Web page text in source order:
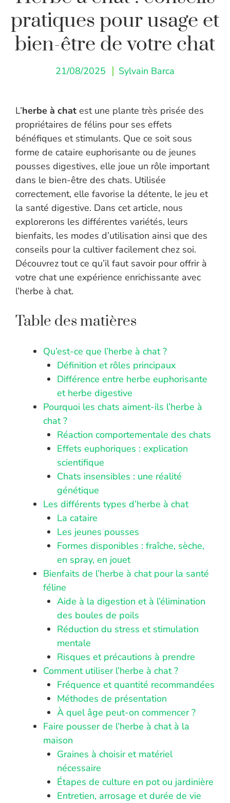
pratiques pour usage et
bien-être de votre chat
21/08/2025 Sylvain Barca
L’herbe à chat est une plante très prisée des
propriétaires de félins pour ses effets
bénéfiques et stimulants. Que ce soit sous
forme de cataire euphorisante ou de jeunes
pousses digestives, elle joue un rôle important
dans le bien-être des chats. Utilisée
correctement, elle favorise la détente, le jeu et
la santé digestive. Dans cet article, nous
explorerons les différentes variétés, leurs
bienfaits, les modes d’utilisation ainsi que des
conseils pour la cultiver facilement chez soi.
Découvrez tout ce qu’il faut savoir pour offrir à
votre chat une expérience enrichissante avec
l’herbe à chat.
Table des matières
Qu’est-ce que l’herbe à chat ?
Définition et rôles principaux
Différence entre herbe euphorisante
et herbe digestive
Pourquoi les chats aiment-ils l’herbe à
chat ?
Réaction comportementale des chats
Effets euphoriques : explication
scientifique
Chats insensibles : une réalité
génétique
Les différents types d’herbe à chat
La cataire
Les jeunes pousses
Formes disponibles : fraîche, sèche,
en spray, en jouet
Bienfaits de l’herbe à chat pour la santé
féline
Aide à la digestion et à l’élimination
des boules de poils
Réduction du stress et stimulation
mentale
Risques et précautions à prendre
Comment utiliser l’herbe à chat ?
Fréquence et quantité recommandées
Méthodes de présentation
À quel âge peut-on commencer ?
Faire pousser de l’herbe à chat à la
maison
Graines à choisir et matériel
nécessaire
Étapes de culture en pot ou jardinière
Entretien, arrosage et durée de vie